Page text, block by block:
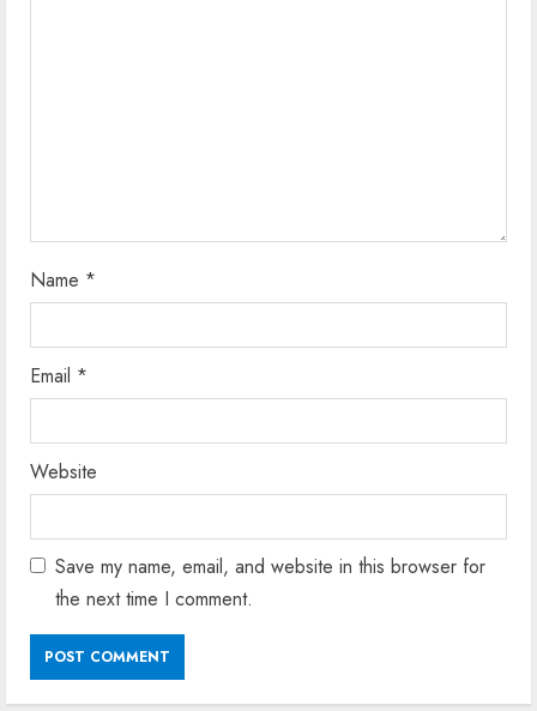
g
Name *
Email *
Website
Save my name, email, and website in this browser for
the next time I comment.